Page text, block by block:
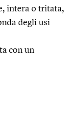
intera o tritata,
degli usi
con un